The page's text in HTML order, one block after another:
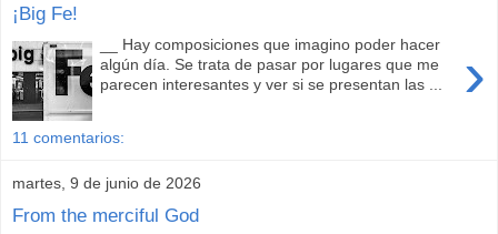
¡Big Fe!
›
__ Hay composiciones que imagino poder hacer
algún día. Se trata de pasar por lugares que me
parecen interesantes y ver si se presentan las ...
11 comentarios:
martes, 9 de junio de 2026
From the merciful God